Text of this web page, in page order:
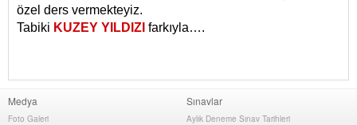
özel ders vermekteyiz.
Tabiki KUZEY YILDIZI farkıyla….
Medya
Foto Galeri
Sınavlar
Aylık Deneme Sınav Tarihleri